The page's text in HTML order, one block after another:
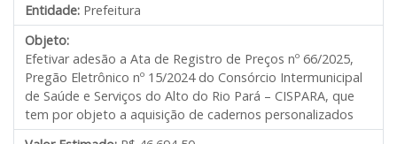
Entidade: Prefeitura
Objeto:
Efetivar adesão a Ata de Registro de Preços nº 66/2025,
Pregão Eletrônico nº 15/2024 do Consórcio Intermunicipal
de Saúde e Serviços do Alto do Rio Pará – CISPARA, que
tem por objeto a aquisição de cadernos personalizados